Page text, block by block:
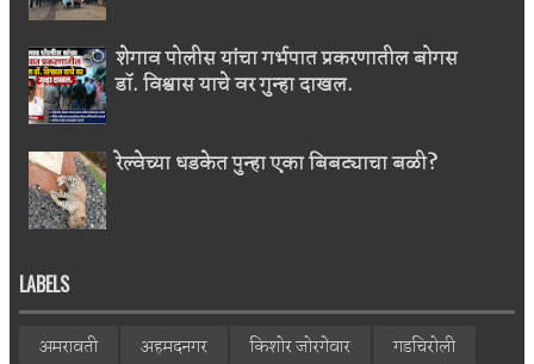
शेगाव पोलीस यांचा गर्भपात प्रकरणातील बोगस
डॉ. विश्वास याचे वर गुन्हा दाखल.
रेल्वेच्या धडकेत पुन्हा एका बिबट्याचा बळी?
LABELS
अमरावती अहमदनगर किशोर जोरगेवार
गडचिरोली